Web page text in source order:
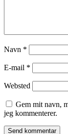
Navn *
E-mail *
Websted
Gem mit navn,
jeg kommenterer.